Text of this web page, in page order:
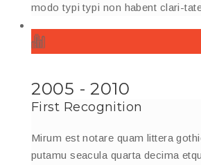
modo typi typi non habent clari-
2005 - 2010
First Recognition
Mirum est notare quam littera
putamu seacula quarta decima